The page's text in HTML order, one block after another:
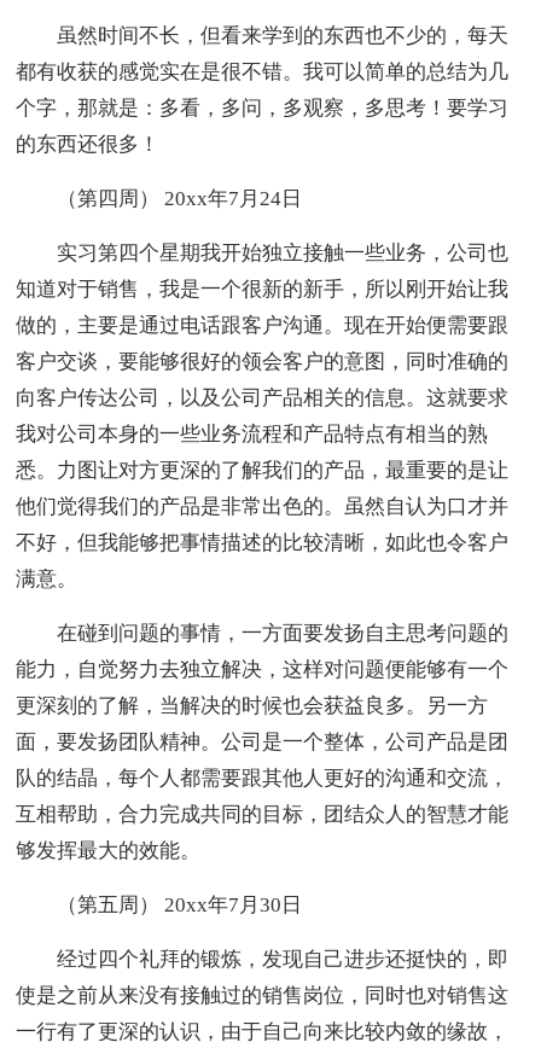
虽然时间不长，但看来学到的东西也不少的，每天
都有收获的感觉实在是很不错。我可以简单的总结为几
个字，那就是：多看，多问，多观察，多思考！要学习
的东西还很多！
（第四周） 20xx年7月24日
实习第四个星期我开始独立接触一些业务，公司也
知道对于销售，我是一个很新的新手，所以刚开始让我
做的，主要是通过电话跟客户沟通。现在开始便需要跟
客户交谈，要能够很好的领会客户的意图，同时准确的
向客户传达公司，以及公司产品相关的信息。这就要求
我对公司本身的一些业务流程和产品特点有相当的熟
悉。力图让对方更深的了解我们的产品，最重要的是让
他们觉得我们的产品是非常出色的。虽然自认为口才并
不好，但我能够把事情描述的比较清晰，如此也令客户
满意。
在碰到问题的事情，一方面要发扬自主思考问题的
能力，自觉努力去独立解决，这样对问题便能够有一个
更深刻的了解，当解决的时候也会获益良多。另一方
面，要发扬团队精神。公司是一个整体，公司产品是团
队的结晶，每个人都需要跟其他人更好的沟通和交流，
互相帮助，合力完成共同的目标，团结众人的智慧才能
够发挥最大的效能。
（第五周） 20xx年7月30日
经过四个礼拜的锻炼，发现自己进步还挺快的，即
使是之前从来没有接触过的销售岗位，同时也对销售这
一行有了更深的认识，由于自己向来比较内敛的缘故，